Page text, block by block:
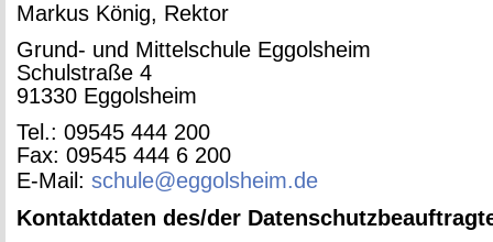
Mar­kus König, Rek­tor
Grund- und Mit­tel­schu­le Eg­gols­heim
Schul­stra­ße 4
91330 Eg­gols­heim
Tel.: 09545 444 200
Fax: 09545 444 6 200
E-Mail:schule@​eggolsheim.​de
Kon­takt­da­ten des/der